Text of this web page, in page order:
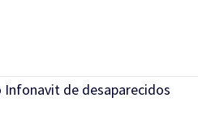
de desaparecidos